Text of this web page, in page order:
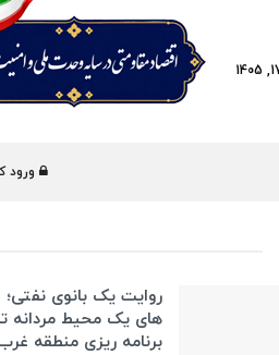
ورود
روایت یک بانوی
های یک محیط مردانه
برنامه ریزی منطقه